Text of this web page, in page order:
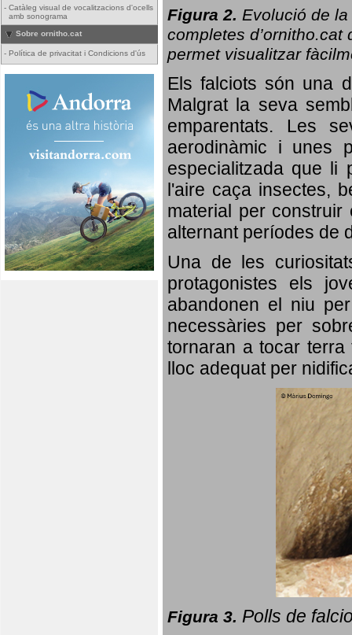
- Catàleg visual de vocalitzacions d'ocells
amb sonograma
Sobre ornitho.cat
- Política de privacitat i Condicions d'ús
Figura 2. Evolució de la
completes d’ornitho.cat
permet visualitzar
Els falciots són una
Malgrat la seva
emparentats. Les
aerodinàmic i unes
especialitzada que li
l'aire caça insectes,
material per
alternant períodes de
Una de les
protagonistes els
abandonen el niu
necessàries per
tornaran a tocar
lloc adequat per
Figura 3. Polls de